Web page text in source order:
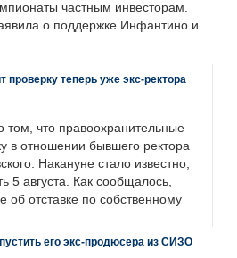
частным инвесторам.
о поддержке Инфантино и
теперь уже экс-ректора
что правоохранительные
в отношении бывшего ректора
Накануне стало известно,
5 августа. Как сообщалось,
об отставке по собственному
его экс-продюсера из СИЗО